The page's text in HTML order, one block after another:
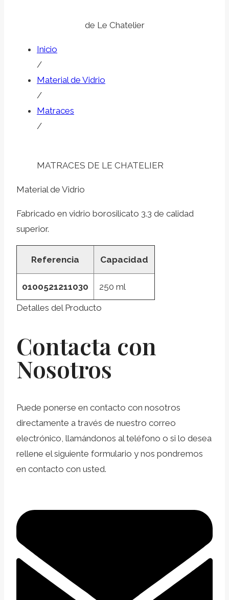
de Le Chatelier
Inicio
/
Material de Vidrio
/
Matraces
/
MATRACES DE LE CHATELIER
Material de Vidrio
Fabricado en vidrio borosilicato 3.3 de calidad
superior.
Referencia Capacidad
0100521211030 250 ml
Detalles del Producto
Contacta con
Nosotros
Puede ponerse en contacto con nosotros
directamente a través de nuestro correo
electrónico, llamándonos al teléfono o si lo desea
rellene el siguiente formulario y nos pondremos
en contacto con usted.